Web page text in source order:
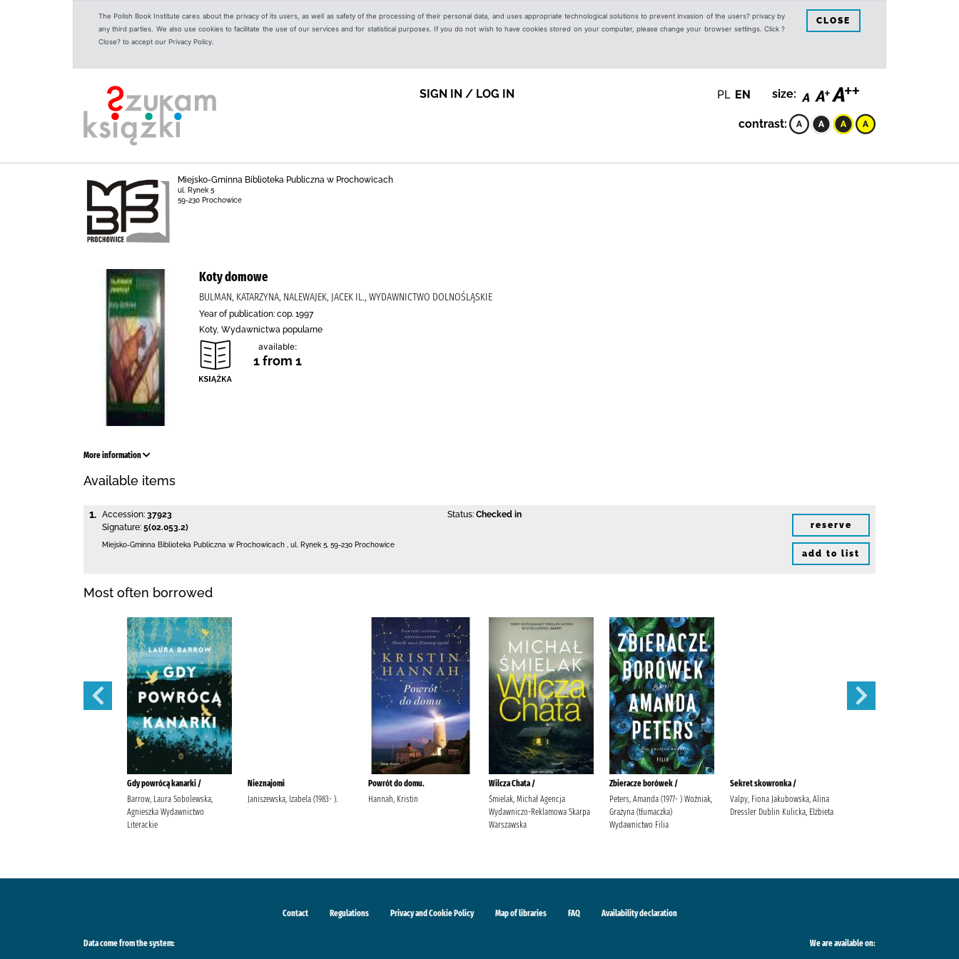
The Polish Book Institute cares about the privacy of its users, as well as safety of the processing of their personal data, and uses appropriate technological solutions to prevent invasion of the users? privacy by
any third parties. We also use cookies to facilitate the use of our services and for statistical purposes. If you do not wish to have cookies stored on your computer, please change your browser settings. Click ?
Close? to accept our Privacy Policy.
CLOSE
SIGN IN / LOG IN PL EN size:
contrast:
Miejsko-Gminna Biblioteka Publiczna w Prochowicach
ul. Rynek 5
59-230 Prochowice
Koty domowe
BULMAN, KATARZYNA, NALEWAJEK, JACEK IL., WYDAWNICTWO DOLNOŚLĄSKIE
Year of publication: cop. 1997
Koty, Wydawnictwa popularne
available:
1 from 1
More information
Available items
1. Accession: 37923
Signature: 5(02.053.2)
Status: Checked in
Miejsko-Gminna Biblioteka Publiczna w Prochowicach ul. Rynek 5 59-230 Prochowice
reserve
add to list
Most often borrowed
Gdy powrócą kanarki /
Barrow, Laura Sobolewska,
Agnieszka Wydawnictwo
Literackie
Nieznajomi
Janiszewska, Izabela (1983- ).
Powrót do domu.
Hannah, Kristin
Wilcza Chata /
Śmielak, Michał Agencja
Wydawniczo-Reklamowa Skarpa
Warszawska
Zbieracze borówek /
Peters, Amanda (1977- ) Woźniak,
Grażyna (tłumaczka)
Wydawnictwo Filia
Sekret skowronka /
Valpy, Fiona Jakubowska, Alina
Dressler Dublin Kulicka, Elżbieta
Contact Regulations Privacy and Cookie Policy Map of libraries FAQ Availability declaration
Data come from the system: We are available on: